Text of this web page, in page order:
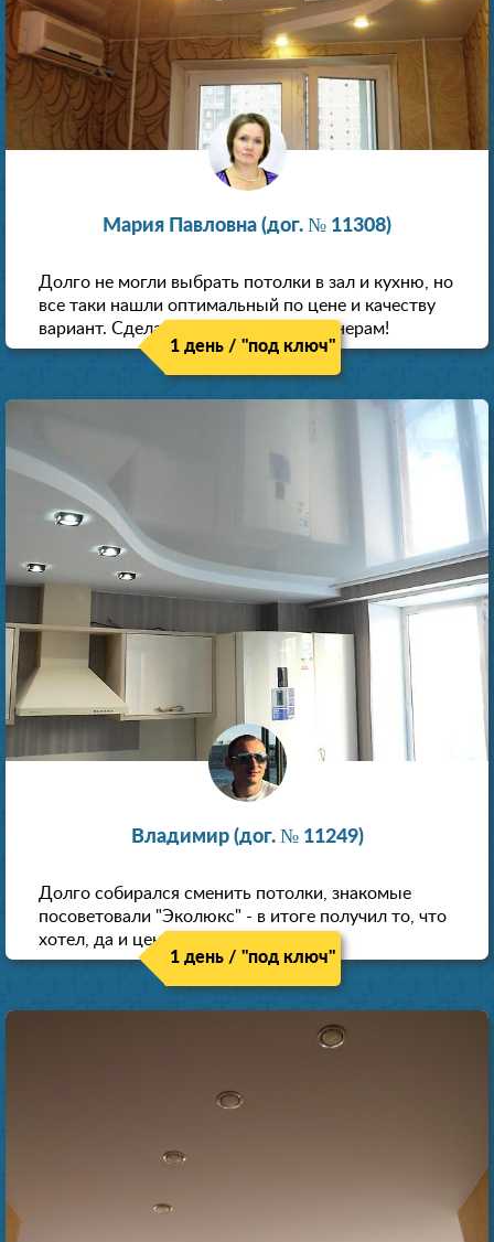
Мария Павловна (дог. № 11308)
Долго не могли выбрать потолки в зал и кухню, но
все таки нашли оптимальный по цене и качеству
вариант. Сделали скидку как пенсионерам!
1 день / "под ключ"
Владимир (дог. № 11249)
Долго собирался сменить потолки, знакомые
посоветовали "Эколюкс" - в итоге получил то, что
хотел, да и цена нормальная.
1 день / "под ключ"